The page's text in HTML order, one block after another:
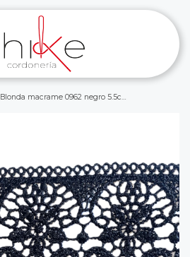
Blonda macrame 0962 negro 5.5cm 10 yds